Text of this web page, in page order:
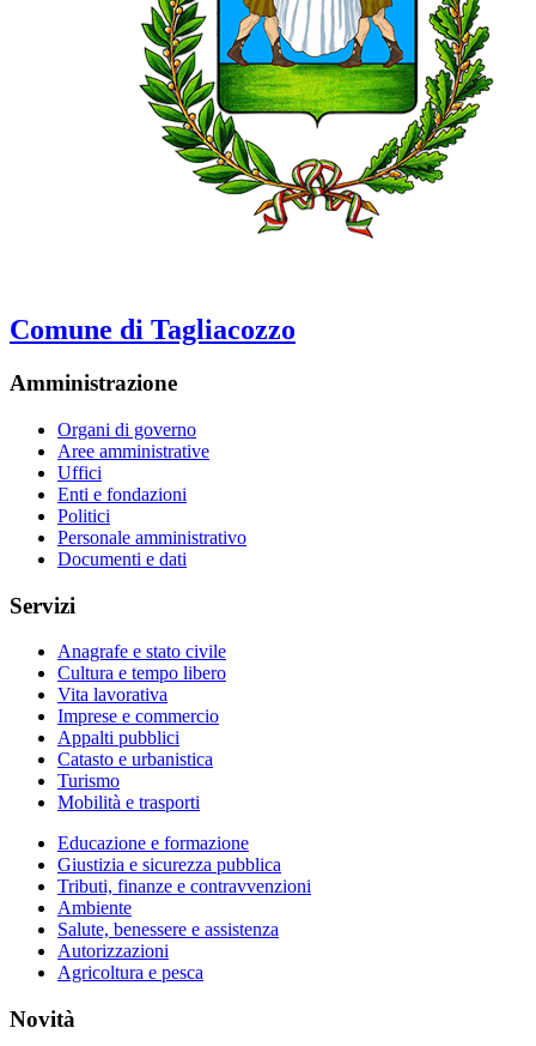
Comune di Tagliacozzo
Amministrazione
Organi di governo
Aree amministrative
Uffici
Enti e fondazioni
Politici
Personale amministrativo
Documenti e dati
Servizi
Anagrafe e stato civile
Cultura e tempo libero
Vita lavorativa
Imprese e commercio
Appalti pubblici
Catasto e urbanistica
Turismo
Mobilità e trasporti
Educazione e formazione
Giustizia e sicurezza pubblica
Tributi, finanze e contravvenzioni
Ambiente
Salute, benessere e assistenza
Autorizzazioni
Agricoltura e pesca
Novità